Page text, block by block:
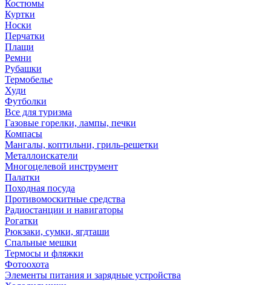
Костюмы
Куртки
Носки
Перчатки
Плащи
Ремни
Рубашки
Термобелье
Худи
Футболки
Все для туризма
Газовые горелки, лампы, печки
Компасы
Мангалы, коптильни, гриль-решетки
Металлоискатели
Многоцелевой инструмент
Палатки
Походная посуда
Противомоскитные средства
Радиостанции и навигаторы
Рогатки
Рюкзаки, сумки, ягдташи
Спальные мешки
Термосы и фляжки
Фотоохота
Элементы питания и зарядные устройства